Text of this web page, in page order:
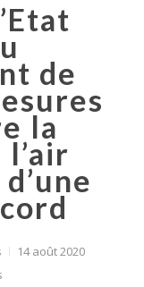
de
la
14 août 2020